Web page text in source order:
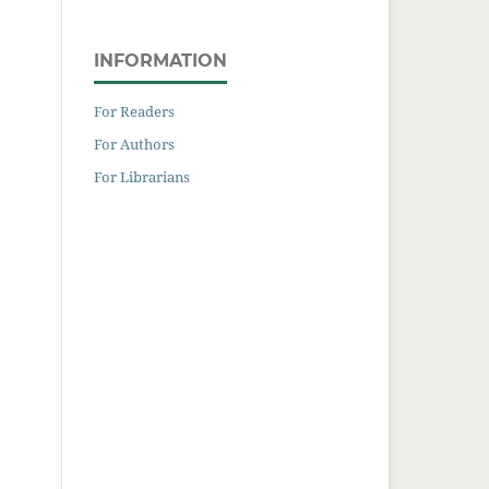
INFORMATION
For Readers
For Authors
For Librarians